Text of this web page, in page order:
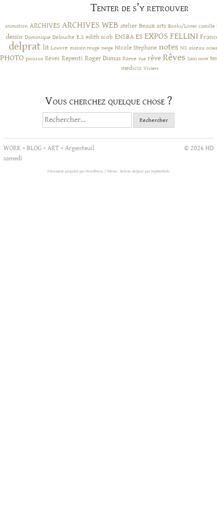
Tenter de s’y retrouver
animation ARCHIVES ARCHIVES WEB atelier Beaux arts Books/Livres camille
dessin Dominique Delouche E.S edith scob ENSBA ES EXPOS FELLINI
delprat lit Louvre maison rouge neige NIcole Stephane notes NS oiseau
PHOTO picasso Rêves Repenti Roger Dumas Rome rue rêve Rêves Sans nom
medicis Viviers
Vous cherchez quelque chose ?
Rechercher :
WORK>BLOG>ART>Argenteuil
samedi
© 2026 HD
Fièrement propulsé par WordPress. Thème : helene-delprat par SophieWeb.